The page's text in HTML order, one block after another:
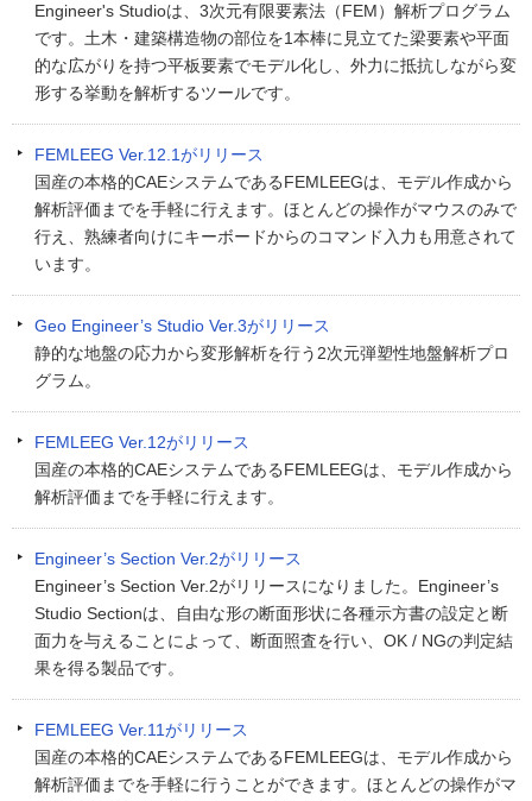
Engineer's Studioは、3次元有限要素法（FEM）解析プログラム
です。土木・建築構造物の部位を1本棒に見立てた梁要素や平面
的な広がりを持つ平板要素でモデル化し、外力に抵抗しながら変
形する挙動を解析するツールです。
FEMLEEG Ver.12.1がリリース
国産の本格的CAEシステムであるFEMLEEGは、モデル作成から
解析評価までを手軽に行えます。ほとんどの操作がマウスのみで
行え、熟練者向けにキーボードからのコマンド入力も用意されて
います。
Geo Engineer’s Studio Ver.3がリリース
静的な地盤の応力から変形解析を行う2次元弾塑性地盤解析プロ
グラム。
FEMLEEG Ver.12がリリース
国産の本格的CAEシステムであるFEMLEEGは、モデル作成から
解析評価までを手軽に行えます。
Engineer’s Section Ver.2がリリース
Engineer’s Section Ver.2がリリースになりました。Engineer’s
Studio Sectionは、自由な形の断面形状に各種示方書の設定と断
面力を与えることによって、断面照査を行い、OK / NGの判定結
果を得る製品です。
FEMLEEG Ver.11がリリース
国産の本格的CAEシステムであるFEMLEEGは、モデル作成から
解析評価までを手軽に行うことができます。ほとんどの操作がマ